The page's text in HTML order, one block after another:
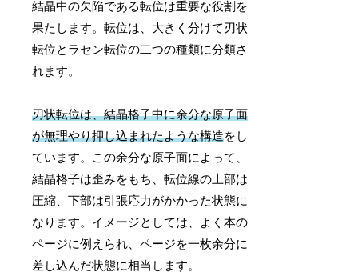
結晶中の欠陥である転位は重要な役割を
果たします。転位は、大きく分けて刃状
転位とラセン転位の二つの種類に分類さ
れます。
刃状転位は、結晶格子中に余分な原子面
が無理やり押し込まれたような構造をし
ています。この余分な原子面によって、
結晶格子は歪みをもち、転位線の上部は
圧縮、下部は引張応力がかかった状態に
なります。イメージとしては、よく本の
ページに例えられ、ページを一枚余分に
差し込んだ状態に相当します。